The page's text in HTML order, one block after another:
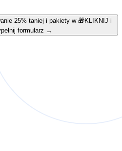
25% taniej i pakiety w 🎁KLIKNIJ i
formularz →